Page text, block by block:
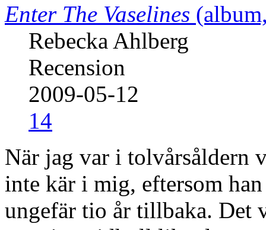
Enter The Vaselines
Rebecka Ahlberg
Recension
2009-05-12
14
När jag var i tolvårsåldern
inte kär i mig, eftersom
ungefär tio år tillbaka. Det